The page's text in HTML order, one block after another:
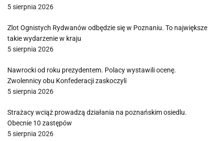
5 sierpnia 2026
Zlot Ognistych Rydwanów odbędzie się w Poznaniu. To największe
takie wydarzenie w kraju
5 sierpnia 2026
Nawrocki od roku prezydentem. Polacy wystawili ocenę.
Zwolennicy obu Konfederacji zaskoczyli
5 sierpnia 2026
Strażacy wciąż prowadzą działania na poznańskim osiedlu.
Obecnie 10 zastępów
5 sierpnia 2026